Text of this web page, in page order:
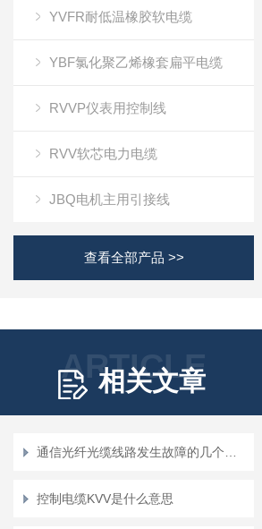
YVFR耐低温橡胶软电缆
YBF氯化聚乙烯橡套扁平电缆
RVVP仪表用控制线
RVV软芯电力电缆
JBQ电机主用引接线
查看全部产品 >>
ARTICLE
相关文章
控制电缆KVV是什么意思